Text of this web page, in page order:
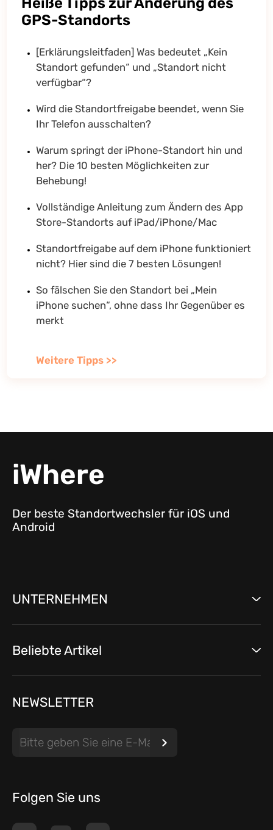
GPS-Standorts
[Erklärungsleitfaden] Was bedeutet „Kein
Standort gefunden“ und „Standort nicht
verfügbar“?
Wird die Standortfreigabe beendet, wenn Sie
Ihr Telefon ausschalten?
Warum springt der iPhone-Standort hin und
her? Die 10 besten Möglichkeiten zur
Behebung!
Vollständige Anleitung zum Ändern des App
Store-Standorts auf iPad/iPhone/Mac
Standortfreigabe auf dem iPhone funktioniert
nicht? Hier sind die 7 besten Lösungen!
So fälschen Sie den Standort bei „Mein
iPhone suchen“, ohne dass Ihr Gegenüber es
merkt
Weitere Tipps >>
iWhere
Der beste Standortwechsler für iOS und
Android
UNTERNEHMEN
Beliebte Artikel
NEWSLETTER
Folgen Sie uns